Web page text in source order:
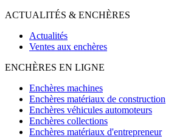
ACTUALITÉS & ENCHÈRES
Actualités
Ventes aux enchères
ENCHÈRES EN LIGNE
Enchères machines
Enchères matériaux de construction
Enchères véhicules automoteurs
Enchères collections
Enchères matériaux d'entrepreneur